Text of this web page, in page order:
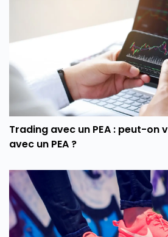
Trading avec un PEA : peut-on
avec un PEA ?